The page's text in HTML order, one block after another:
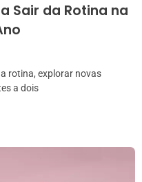
Sair da Rotina na
rotina, explorar novas
a dois